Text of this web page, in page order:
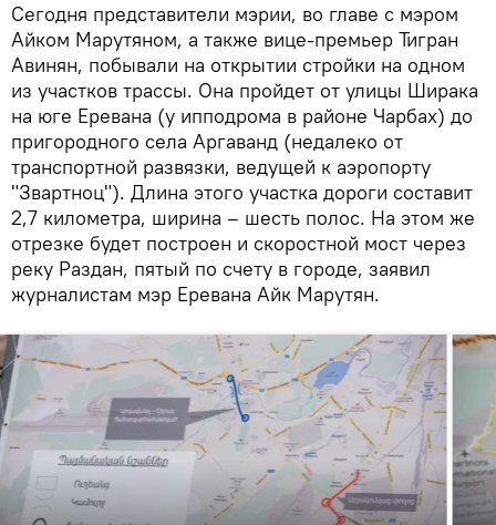
Сегодня представители мэрии, во главе с мэром
Айком Марутяном, а также вице-премьер Тигран
Авинян, побывали на открытии стройки на одном
из участков трассы. Она пройдет от улицы Ширака
на юге Еревана (у ипподрома в районе Чарбах) до
пригородного села Аргаванд (недалеко от
транспортной развязки, ведущей к аэропорту
"Звартноц"). Длина этого участка дороги составит
2,7 километра, ширина – шесть полос. На этом же
отрезке будет построен и скоростной мост через
реку Раздан, пятый по счету в городе, заявил
журналистам мэр Еревана Айк Марутян.